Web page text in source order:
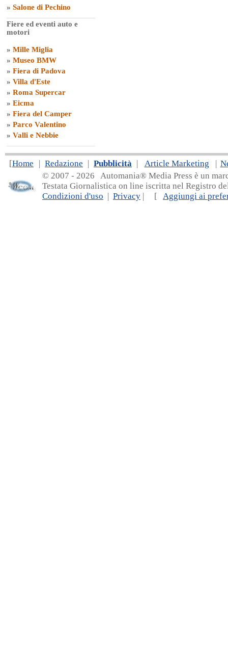
» Salone di Pechino
Fiere ed eventi auto e
motori
» Mille Miglia
» Museo BMW
» Fiera di Padova
» Villa d'Este
» Roma Supercar
» Eicma
» Fiera del Camper
» Parco Valentino
» Valli e Nebbie
[Home | Redazione | Pubblicità | Article Marketing |
© 2007 - 2026 Automania® Media Press è un
Testata Giornalistica on line iscritta nel Registro
Condizioni d'uso | Privacy | [ Aggiungi ai